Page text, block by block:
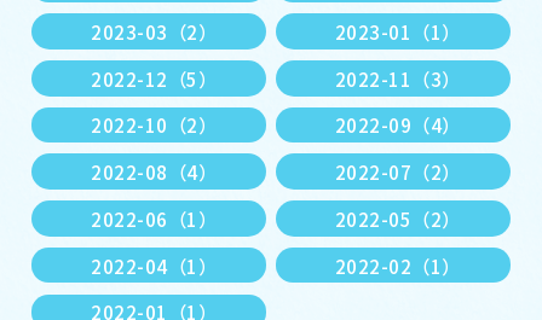
2023-03（2）
2023-01（1）
2022-12（5）
2022-11（3）
2022-10（2）
2022-09（4）
2022-08（4）
2022-07（2）
2022-06（1）
2022-05（2）
2022-04（1）
2022-02（1）
2022-01（1）